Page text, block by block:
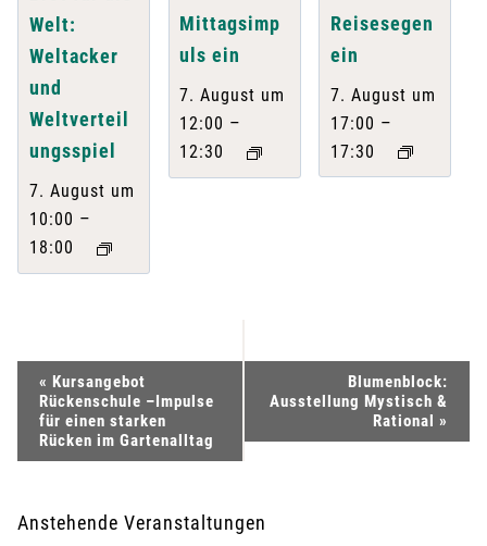
Welt:
Weltacker
und
Weltverteil
ungsspiel
7. August um
10:00 –
18:00
Mittagsimp
uls ein
7. August um
12:00 –
12:30
Reisesegen
ein
7. August um
17:00 –
17:30
a
« Kursangebot
Rückenschule –Impulse
für einen starken
Rücken im Gartenalltag
Blumenblock:
Ausstellung Mystisch &
Rational »
Anstehende Veranstaltungen